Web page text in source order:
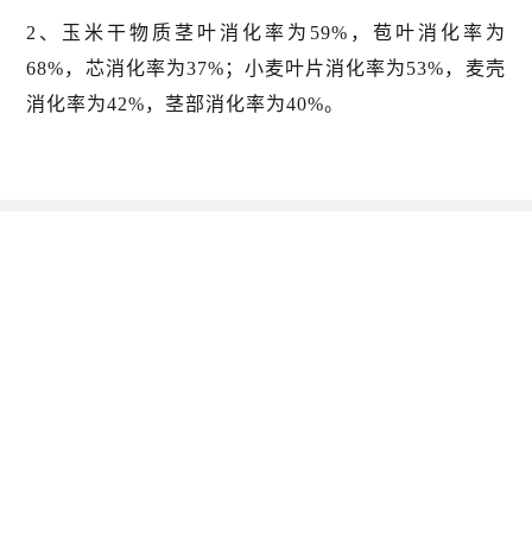
2、玉米干物质茎叶消化率为59%，苞叶消化率为
68%，芯消化率为37%；小麦叶片消化率为53%，麦壳
消化率为42%，茎部消化率为40%。